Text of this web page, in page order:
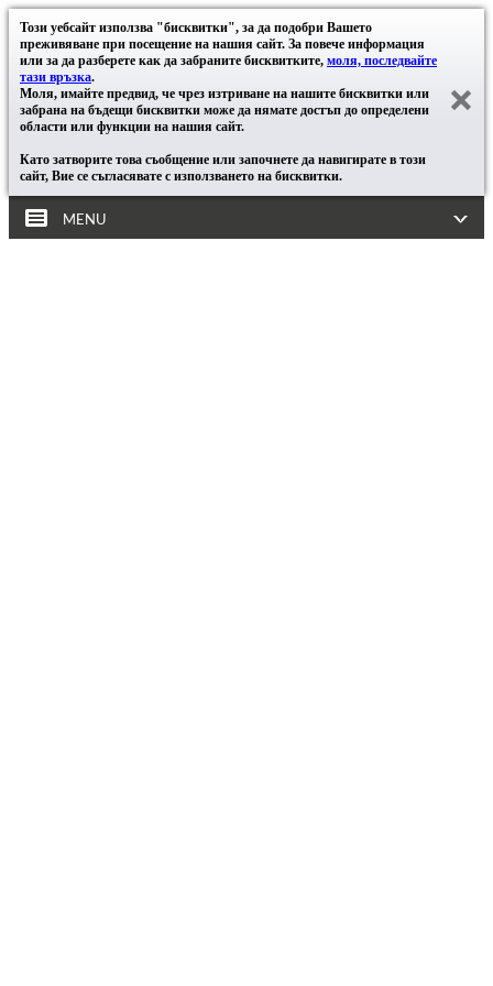
Този уебсайт използва "бисквитки", за да подобри Вашето
преживяване при посещение на нашия сайт. За повече информация
или за да разберете как да забраните бисквитките, моля, последвайте
тази връзка.
Моля, имайте предвид, че чрез изтриване на нашите бисквитки или
забрана на бъдещи бисквитки може да нямате достъп до определени
области или функции на нашия сайт.
Като затворите това съобщение или започнете да навигирате в този
сайт, Вие се съгласявате с използването на бисквитки.
MENU